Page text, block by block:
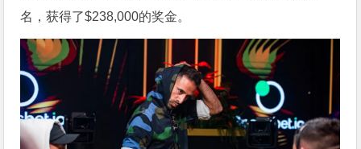
名，获得了$238,000的奖金。